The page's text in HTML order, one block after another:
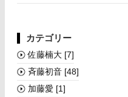
カテゴリー
佐藤楠大 [7]
斉藤初音 [48]
加藤愛 [1]